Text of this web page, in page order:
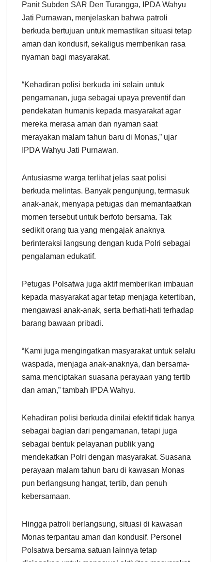
Panit Subden SAR Den Turangga, IPDA Wahyu
Jati Purnawan, menjelaskan bahwa patroli
berkuda bertujuan untuk memastikan situasi tetap
aman dan kondusif, sekaligus memberikan rasa
nyaman bagi masyarakat.
“Kehadiran polisi berkuda ini selain untuk
pengamanan, juga sebagai upaya preventif dan
pendekatan humanis kepada masyarakat agar
mereka merasa aman dan nyaman saat
merayakan malam tahun baru di Monas,” ujar
IPDA Wahyu Jati Purnawan.
Antusiasme warga terlihat jelas saat polisi
berkuda melintas. Banyak pengunjung, termasuk
anak-anak, menyapa petugas dan memanfaatkan
momen tersebut untuk berfoto bersama. Tak
sedikit orang tua yang mengajak anaknya
berinteraksi langsung dengan kuda Polri sebagai
pengalaman edukatif.
Petugas Polsatwa juga aktif memberikan imbauan
kepada masyarakat agar tetap menjaga ketertiban,
mengawasi anak-anak, serta berhati-hati terhadap
barang bawaan pribadi.
“Kami juga mengingatkan masyarakat untuk selalu
waspada, menjaga anak-anaknya, dan bersama-
sama menciptakan suasana perayaan yang tertib
dan aman,” tambah IPDA Wahyu.
Kehadiran polisi berkuda dinilai efektif tidak hanya
sebagai bagian dari pengamanan, tetapi juga
sebagai bentuk pelayanan publik yang
mendekatkan Polri dengan masyarakat. Suasana
perayaan malam tahun baru di kawasan Monas
pun berlangsung hangat, tertib, dan penuh
kebersamaan.
Hingga patroli berlangsung, situasi di kawasan
Monas terpantau aman dan kondusif. Personel
Polsatwa bersama satuan lainnya tetap